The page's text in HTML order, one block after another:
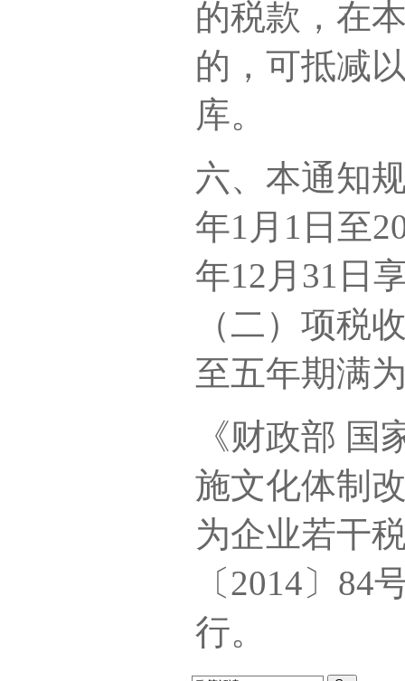
的税款，在
的，可抵减
库。
六、本通知
年1月1日至
年12月31日
（二）项税
至五年期满
《财政部
施文化体制
为企业若干
〔2014〕84
行。